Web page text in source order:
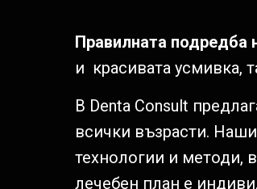
Правилната подредба
и красивата усмивка,
В Denta Consult
всички възрасти.
технологии и методи,
лечебен план е